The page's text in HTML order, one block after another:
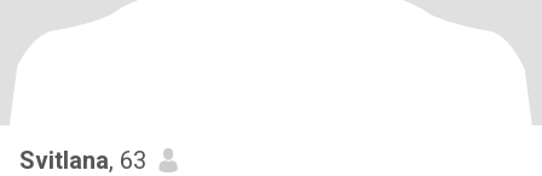
Svitlana, 63